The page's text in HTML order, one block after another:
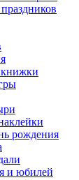
рождения
и юбилей